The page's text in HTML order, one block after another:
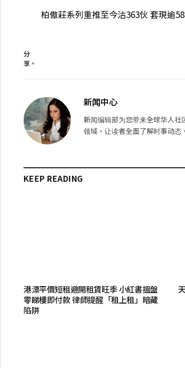
柏傲莊系列重推至今沽363伙 套現逾
分
享。
新闻中心
新闻编辑部为您带来全球华人
领域，让读者全面了解时事动态
KEEP READING
港漂平價短租避開租賃旺季 小紅書搵盤
零睇樓即付款 律師提醒「租上租」暗藏
陷阱